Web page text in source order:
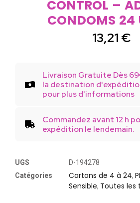
CONTROL –
CONDOMS 24
13,21 €
Livraison Gratuite Dès
la destination
pour plus d'informations
Commandez avant 12 h
expédition le lendemain.
UGS
D-194278
Catégories
Cartons de 4 à 24,
Sensible, Toutes les